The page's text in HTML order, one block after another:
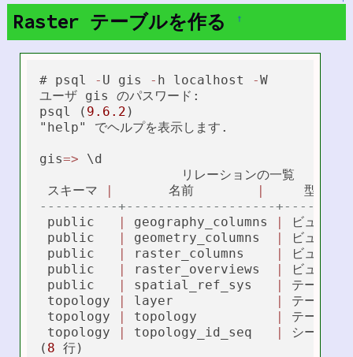
Raster テーブルを作る †
# psql - U gis - h localhost -W
ユーザ gis のパスワード:
psql ( 9.6 .2 )
"help" でヘルプを表示します.
gis=> \d
                  リレーションの一覧
スキーマ
|
       名前
|
----------+-------------------
public
| geography_columns |
ビュ
public
| geometry_columns |
ビュ
public
| raster_columns |
ビュ
public
| raster_overviews |
ビュ
public
| spatial_ref_sys |
テーブ
topology
| layer |
テーブ
topology
| topology |
テーブ
topology
| topology_id_seq |
シーケン
( 8 行)